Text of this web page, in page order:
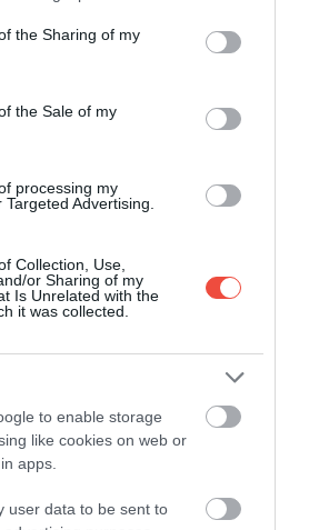
or usage behaviour. You may click to
Google and its third-party tags to
specified purposes in below Google
the Sharing of my
the Sale of my
processing my
Advertising.
Collection, Use,
or Sharing of my
Is Unrelated with the
it was collected.
to enable storage
like cookies on web or
apps.
user data to be sent to
részesülnek azok a